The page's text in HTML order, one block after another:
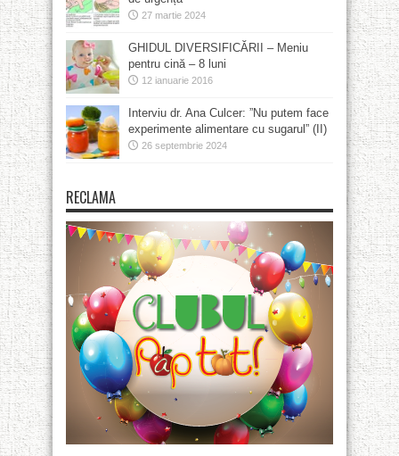
27 martie 2024
GHIDUL DIVERSIFICĂRII – Meniu
pentru cină – 8 luni
12 ianuarie 2016
Interviu dr. Ana Culcer: ”Nu putem face
experimente alimentare cu sugarul” (II)
26 septembrie 2024
RECLAMA